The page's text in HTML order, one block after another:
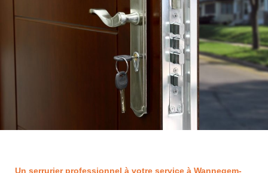
Un serrurier professionnel à votre service à Wannegem-